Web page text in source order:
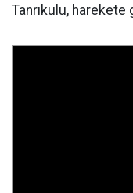
Tanrıkulu, harekete